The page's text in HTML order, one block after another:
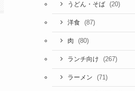
うどん・そば (20)
洋食 (87)
肉 (80)
ランチ向け (267)
ラーメン (71)